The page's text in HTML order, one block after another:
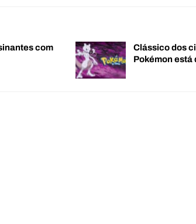
com
Clássico dos
Pokémon